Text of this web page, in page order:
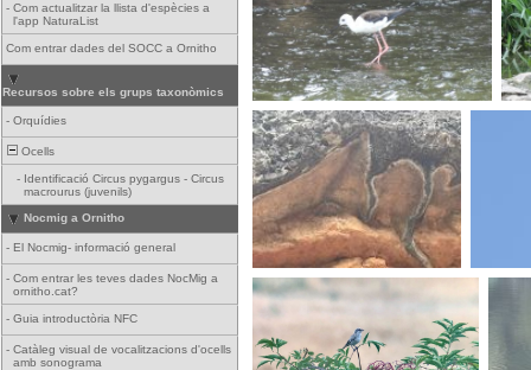
- Com actualitzar la llista d'espècies a
l'app NaturaList
Com entrar dades del SOCC a Ornitho
Recursos sobre els grups taxonòmics
- Orquídies
Ocells
- Identificació Circus pygargus - Circus
macrourus (juvenils)
Nocmig a Ornitho
- El Nocmig- informació general
- Com entrar les teves dades NocMig a
ornitho.cat?
- Guia introductòria NFC
- Catàleg visual de vocalitzacions d'ocells
amb sonograma